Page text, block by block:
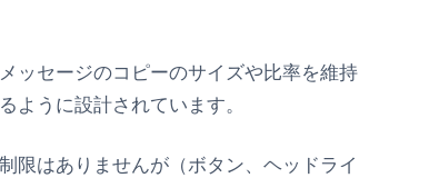
ッセージのコピーのサイズや比率を維持
ように設計されています。
限はありませんが（ボタン、ヘッドライ